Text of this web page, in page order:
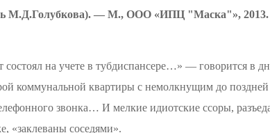
М.Д.Голубкова). — М., ООО «ИПЦ "Маска"», 2013.
на учете в тубдиспансере…» — говорится в
коммунальной квартиры с немолкнущим до
звонка… И мелкие идиотские ссоры,
«заклеваны соседями».